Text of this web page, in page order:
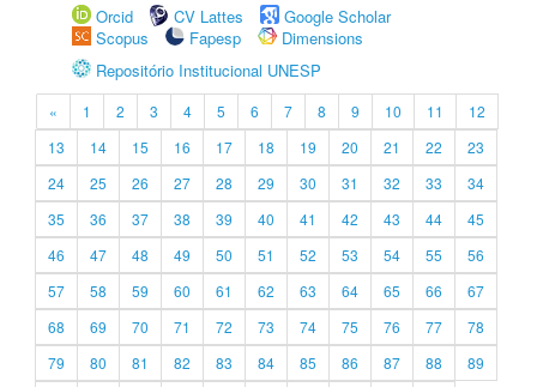
Orcid
CV Lattes
Google Scholar
Scopus
Fapesp
Dimensions
Repositório Institucional UNESP
« 1 2 3 4 5 6 7 8 9 10 11
12
13
14 15 16 17 18 19 20 21 22
23
24
25 26 27 28 29 30 31 32 33
34
35
36 37 38 39 40 41 42 43 44
45
46
47 48 49 50 51 52 53 54 55
56
57
58 59 60 61 62 63 64 65 66
67
68
69 70 71 72 73 74 75 76 77
78
79
80 81 82 83 84 85 86 87 88
89